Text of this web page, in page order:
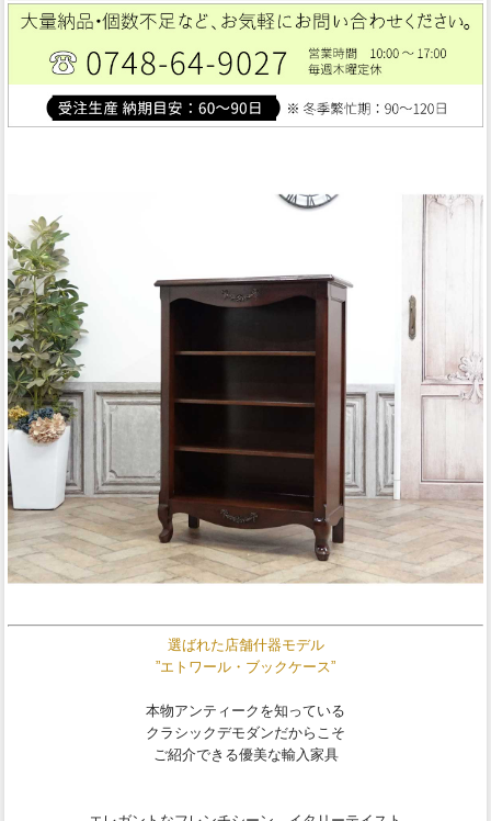
選ばれた店舗什器モデル
”エトワール・ブックケース”
本物アンティークを知っている
クラシックデモダンだからこそ
ご紹介できる優美な輸入家具